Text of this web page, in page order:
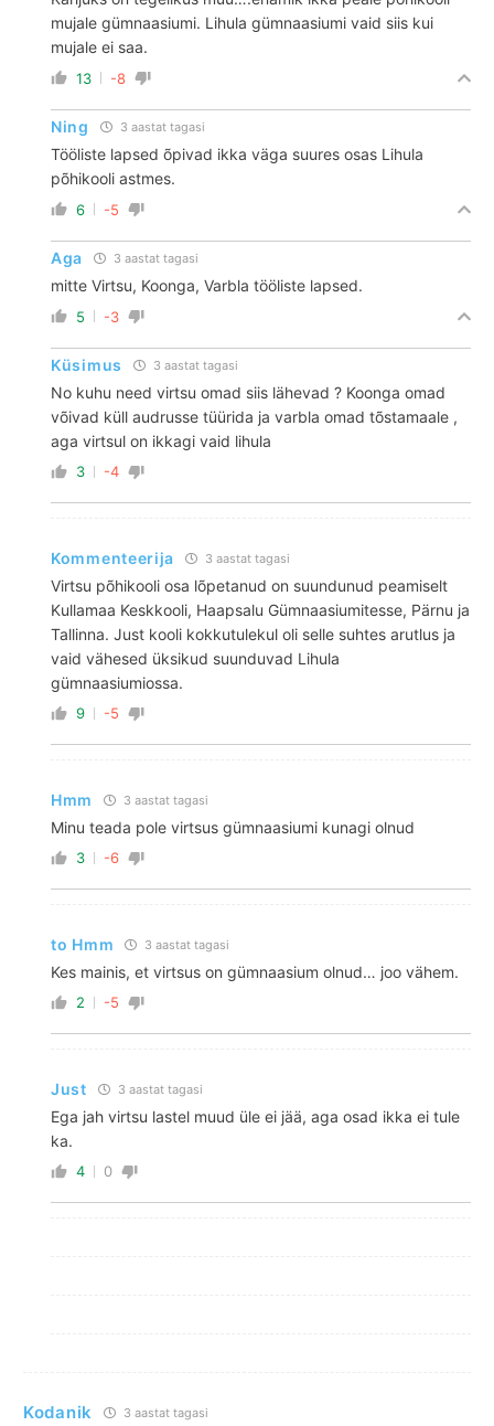
mujale gümnaasiumi. Lihula gümnaasiumi vaid siis kui
mujale ei saa.
13 -8
Ning 3 aastat tagasi
Tööliste lapsed õpivad ikka väga suures osas Lihula
põhikooli astmes.
6 -5
Aga 3 aastat tagasi
mitte Virtsu, Koonga, Varbla tööliste lapsed.
5 -3
Küsimus 3 aastat tagasi
No kuhu need virtsu omad siis lähevad ? Koonga omad
võivad küll audrusse tüürida ja varbla omad tõstamaale ,
aga virtsul on ikkagi vaid lihula
3 -4
Kommenteerija 3 aastat tagasi
Virtsu põhikooli osa lõpetanud on suundunud peamiselt
Kullamaa Keskkooli, Haapsalu Gümnaasiumitesse, Pärnu ja
Tallinna. Just kooli kokkutulekul oli selle suhtes arutlus ja
vaid vähesed üksikud suunduvad Lihula
gümnaasiumiossa.
9 -5
Hmm 3 aastat tagasi
Minu teada pole virtsus gümnaasiumi kunagi olnud
3 -6
to Hmm 3 aastat tagasi
Kes mainis, et virtsus on gümnaasium olnud… joo vähem.
2 -5
Just 3 aastat tagasi
Ega jah virtsu lastel muud üle ei jää, aga osad ikka ei tule
ka.
4 0
Kodanik 3 aastat tagasi